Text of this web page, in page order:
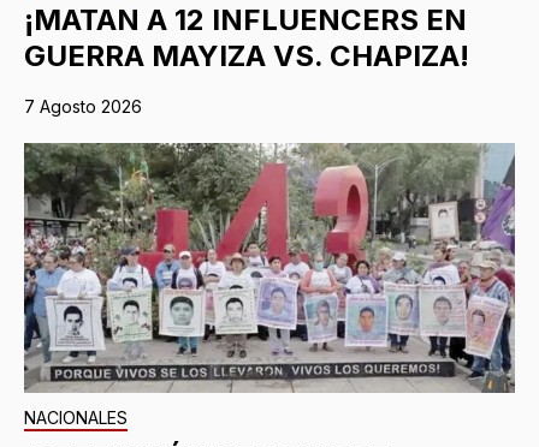
¡MATAN A 12 INFLUENCERS EN
GUERRA MAYIZA VS. CHAPIZA!
7 Agosto 2026
NACIONALES